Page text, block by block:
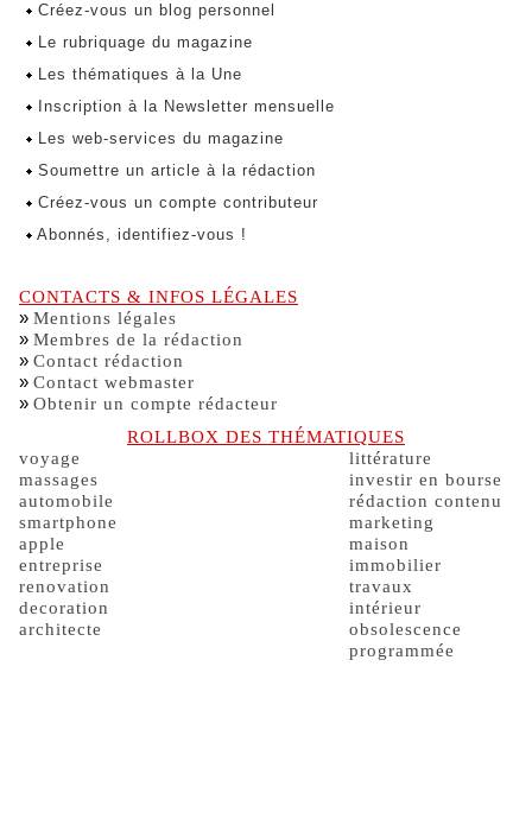
Créez-vous un blog personnel
Le rubriquage du magazine
Les thématiques à la Une
Inscription à la Newsletter mensuelle
Les web-services du magazine
Soumettre un article à la rédaction
Créez-vous un compte contributeur
Abonnés, identifiez-vous !
CONTACTS & INFOS LÉGALES
» Mentions légales
» Membres de la rédaction
» Contact rédaction
» Contact webmaster
» Obtenir un compte rédacteur
ROLLBOX DES THÉMATIQUES
voyage
massages
automobile
smartphone
apple
entreprise
renovation
decoration
architecte
littérature
investir en bourse
rédaction contenu
marketing
maison
immobilier
travaux
intérieur
obsolescence
programmée